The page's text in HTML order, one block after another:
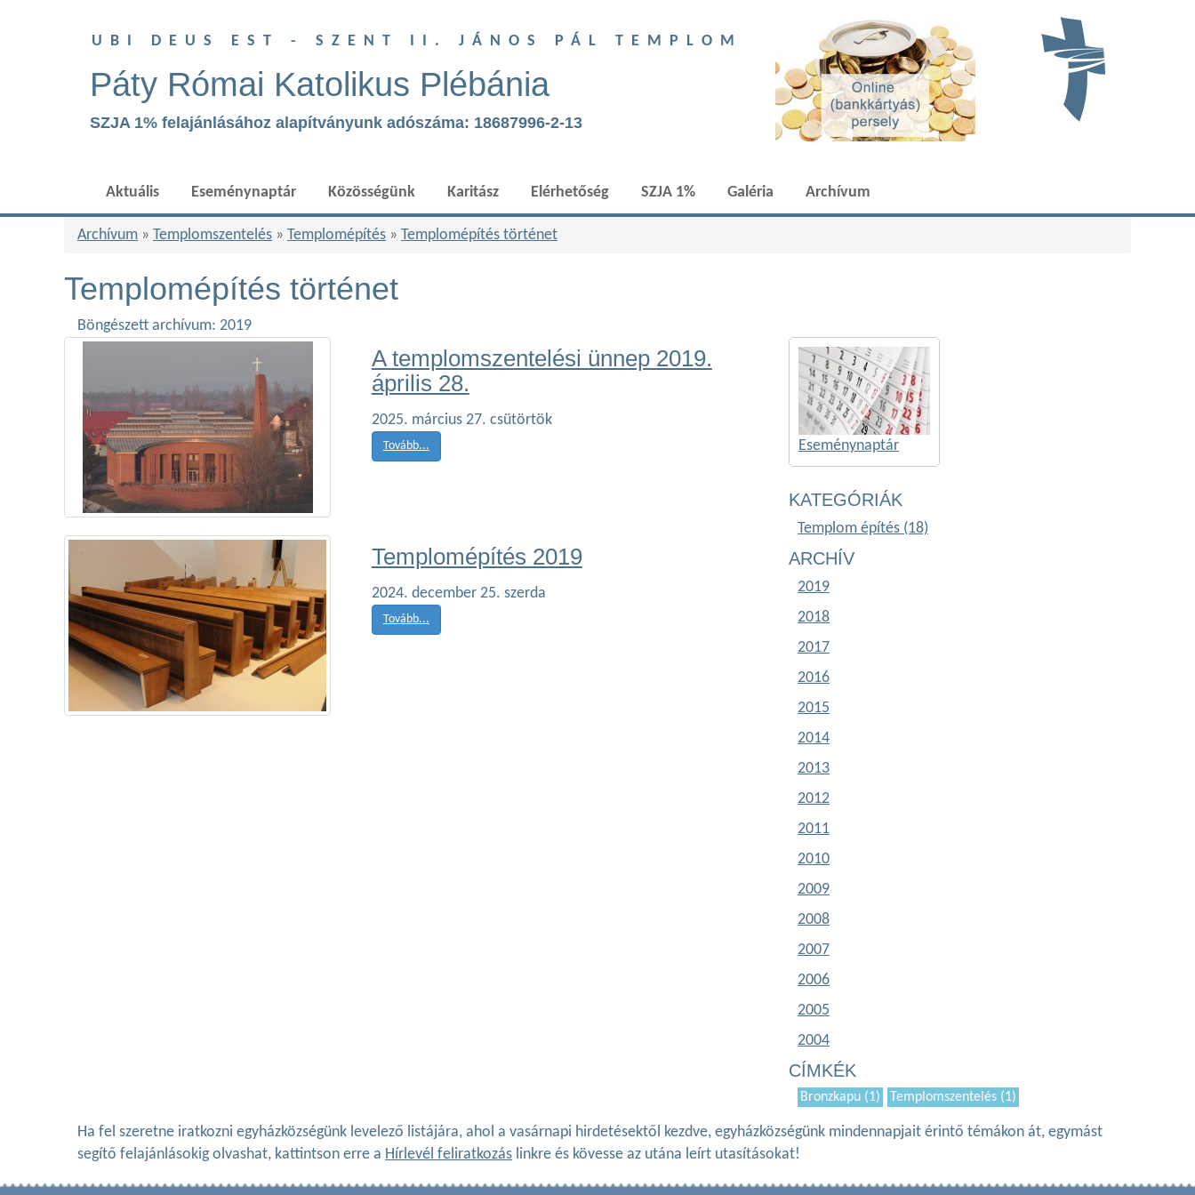
UBI DEUS EST - SZENT II. JÁNOS PÁL TEMPLOM
Páty Római Katolikus Plébánia
SZJA 1% felajánlásához alapítványunk adószáma: 18687996-2-13
Aktuális Eseménynaptár Közösségünk Karitász Elérhetőség SZJA 1% Galéria Archívum
Archívum » Templomszentelés » Templomépítés » Templomépítés történet
Templomépítés történet
Böngészett archívum: 2019
A templomszentelési ünnep 2019.
április 28.
2025. március 27. csütörtök
Tovább...
Templomépítés 2019
2024. december 25. szerda
Tovább...
Eseménynaptár
KATEGÓRIÁK
Templom építés (18)
ARCHÍV
2019
2018
2017
2016
2015
2014
2013
2012
2011
2010
2009
2008
2007
2006
2005
2004
CÍMKÉK
Bronzkapu (1) Templomszentelés (1)
Ha fel szeretne iratkozni egyházközségünk levelező listájára, ahol a vasárnapi hirdetésektől kezdve, egyházközségünk mindennapjait érintő témákon át, egymást
segítő felajánlásokig olvashat, kattintson erre a Hírlevél feliratkozás linkre és kövesse az utána leírt utasításokat!